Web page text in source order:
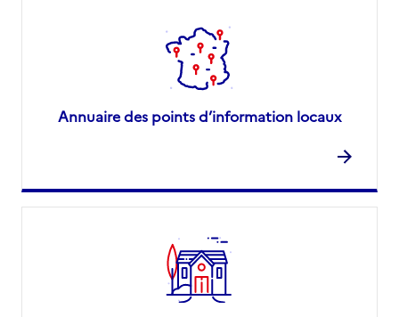
Annuaire des points d’information locaux